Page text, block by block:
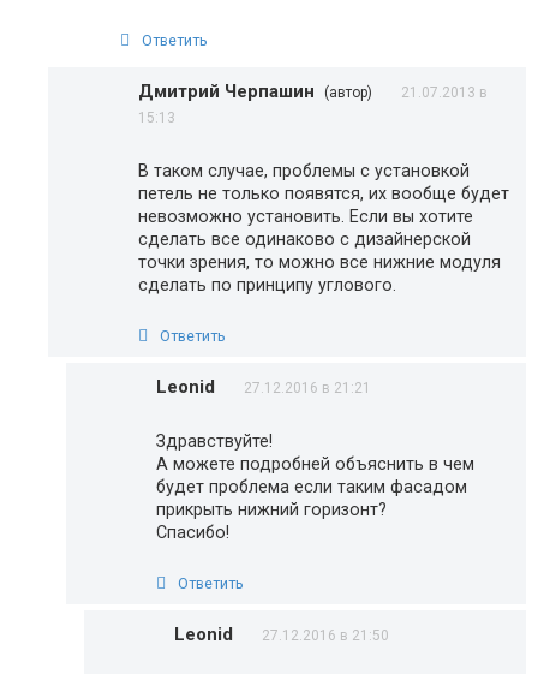
Ответить
Дмитрий Черпашин (автор)
21.07.2013 в
15:13
В таком случае, проблемы с установкой
петель не только появятся, их вообще будет
невозможно установить. Если вы хотите
сделать все одинаково с дизайнерской
точки зрения, то можно все нижние модуля
сделать по принципу углового.
Ответить
Leonid 27.12.2016 в 21:21
Здравствуйте!
А можете подробней объяснить в чем
будет проблема если таким фасадом
прикрыть нижний горизонт?
Спасибо!
Ответить
Leonid 27.12.2016 в 21:50